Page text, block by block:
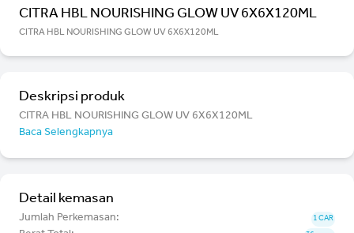
CITRA HBL NOURISHING GLOW UV 6X6X120ML
CITRA HBL NOURISHING GLOW UV 6X6X120ML
Deskripsi produk
CITRA HBL NOURISHING GLOW UV 6X6X120ML
Baca Selengkapnya
Detail kemasan
Jumlah Perkemasan: 1 CAR